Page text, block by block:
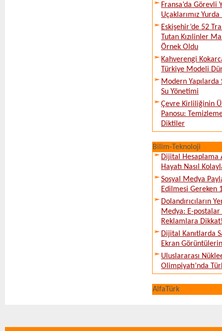
Fransa’da Görevli
Uçaklarımız
Eskişehir’de 52
Tutan Kızılinler
Örnek Oldu
Kahverengi
Türkiye Modeli
Modern Yapılarda
Su Yönetimi
Çevre Kirliliğinin
Panosu:
Diktiler
Bilim-Teknoloji
Dijital Hesaplama
Hayatı Nasıl
Sosyal Medya
Edilmesi Gereken
Dolandırıcıların
Medya: E-postalar
Reklamlara
Dijital Kanıtlarda
Ekran
Uluslararası
Olimpiyatı’nda
AlfaTürk